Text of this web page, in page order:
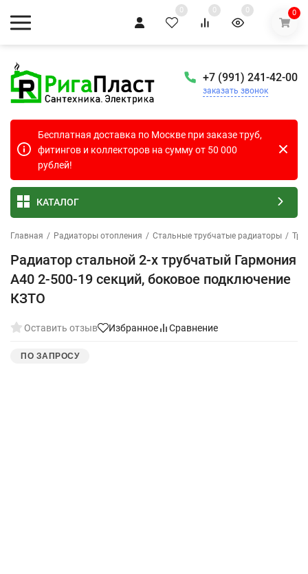
0 0 0 0
+7 (991) 241-42-00
заказать звонок
Бесплатная доставка по Москве при заказе труб,
фитингов и коллекторов на сумму от 50 000
рублей!
КАТАЛОГ
Главная / Радиаторы отопления / Стальные трубчатые радиаторы /
Радиатор стальной 2-х трубчатый Гармония
А40 2-500-19 секций, боковое подключение
КЗТО
Оставить отзыв Избранное Сравнение
ПО ЗАПРОСУ